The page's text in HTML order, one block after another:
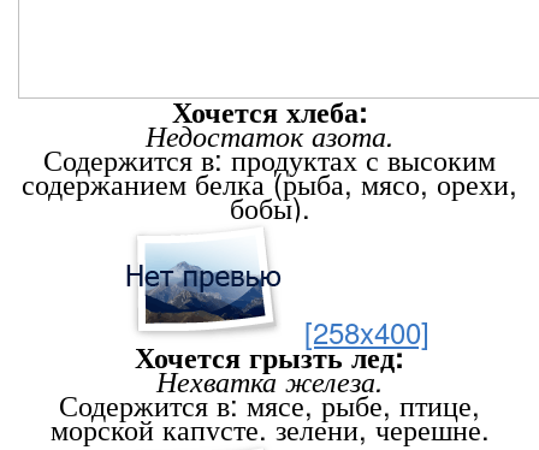
Хочется хлеба:
Недостаток азота.
Содержится в: продуктах с высоким
содержанием белка (рыба, мясо, орехи,
бобы).
[258x400]
Хочется грызть лед:
Нехватка железа.
Содержится в: мясе, рыбе, птице,
морской капусте, зелени, черешне.